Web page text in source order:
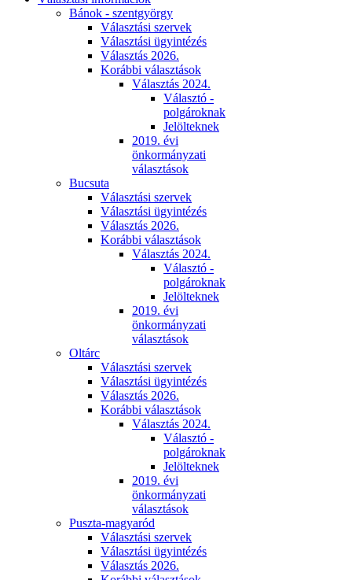
Bánok - szentgyörgy
Választási szervek
Választási ügyintézés
Választás 2026.
Korábbi választások
Választás 2024.
Választó -
polgároknak
Jelölteknek
2019. évi
önkormányzati
választások
Bucsuta
Választási szervek
Választási ügyintézés
Választás 2026.
Korábbi választások
Választás 2024.
Választó -
polgároknak
Jelölteknek
2019. évi
önkormányzati
választások
Oltárc
Választási szervek
Választási ügyintézés
Választás 2026.
Korábbi választások
Választás 2024.
Választó -
polgároknak
Jelölteknek
2019. évi
önkormányzati
választások
Puszta-magyaród
Választási szervek
Választási ügyintézés
Választás 2026.